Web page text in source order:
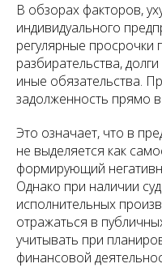
В обзорах факторов,
индивидуального
регулярные просрочки
разбирательства,
иные обязательства.
задолженность прямо
Это означает, что в
не выделяется как
формирующий
Однако при наличии
исполнительных
отражаться в
учитывать при
финансовой